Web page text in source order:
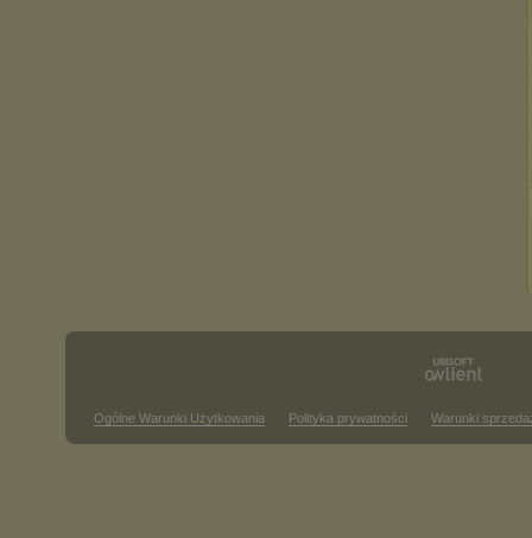
Ogólne Warunki Użytkowania Polityka prywatności Warunki